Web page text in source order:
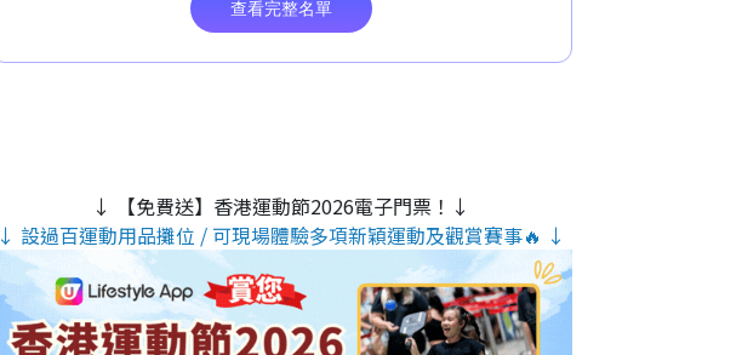
↓ 【免費送】香港運動節2026電子門票！↓
↓ 設過百運動用品攤位 / 可現場體驗多項新穎運動及觀賞賽事🔥 ↓